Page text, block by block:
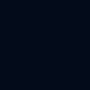
מזון מנירוסטה 26 סמ דגם דנה
אלאדין } 12 סמ - יגואר